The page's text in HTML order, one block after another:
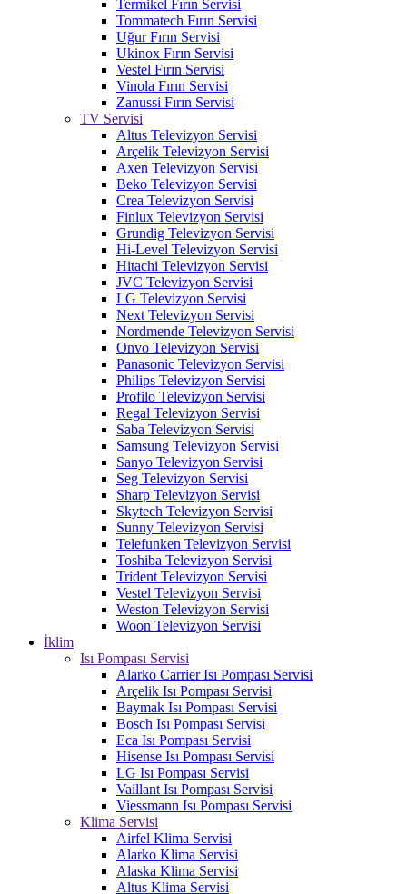
Termikel Fırın Servisi
Tommatech Fırın Servisi
Uğur Fırın Servisi
Ukinox Fırın Servisi
Vestel Fırın Servisi
Vinola Fırın Servisi
Zanussi Fırın Servisi
TV Servisi
Altus Televizyon Servisi
Arçelik Televizyon Servisi
Axen Televizyon Servisi
Beko Televizyon Servisi
Crea Televizyon Servisi
Finlux Televizyon Servisi
Grundig Televizyon Servisi
Hi-Level Televizyon Servisi
Hitachi Televizyon Servisi
JVC Televizyon Servisi
LG Televizyon Servisi
Next Televizyon Servisi
Nordmende Televizyon Servisi
Onvo Televizyon Servisi
Panasonic Televizyon Servisi
Philips Televizyon Servisi
Profilo Televizyon Servisi
Regal Televizyon Servisi
Saba Televizyon Servisi
Samsung Televizyon Servisi
Sanyo Televizyon Servisi
Seg Televizyon Servisi
Sharp Televizyon Servisi
Skytech Televizyon Servisi
Sunny Televizyon Servisi
Telefunken Televizyon Servisi
Toshiba Televizyon Servisi
Trident Televizyon Servisi
Vestel Televizyon Servisi
Weston Televizyon Servisi
Woon Televizyon Servisi
İklim
Isı Pompası Servisi
Alarko Carrier Isı Pompası Servisi
Arçelik Isı Pompası Servisi
Baymak Isı Pompası Servisi
Bosch Isı Pompası Servisi
Eca Isı Pompası Servisi
Hisense Isı Pompası Servisi
LG Isı Pompası Servisi
Vaillant Isı Pompası Servisi
Viessmann Isı Pompası Servisi
Klima Servisi
Airfel Klima Servisi
Alarko Klima Servisi
Alaska Klima Servisi
Altus Klima Servisi